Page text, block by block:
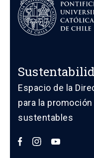
Espacio de la
para la
sustentables